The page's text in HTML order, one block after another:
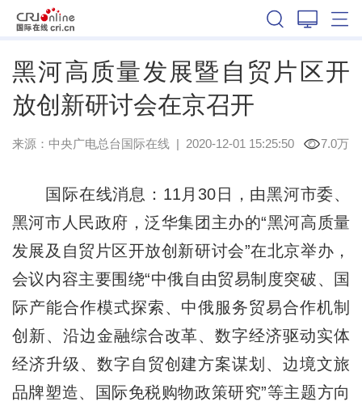
黑河高质量发展暨自贸片区开
放创新研讨会在京召开
来源： 中央广电总台国际在线| 2020-12-01 15:25:50 7.0万
国际在线消息：11月30日，由黑河市委、
黑河市人民政府，泛华集团主办的“黑河高质量
发展及自贸片区开放创新研讨会”在北京举办，
会议内容主要围绕“中俄自由贸易制度突破、国
际产能合作模式探索、中俄服务贸易合作机制
创新、沿边金融综合改革、数字经济驱动实体
经济升级、数字自贸创建方案谋划、边境文旅
品牌塑造、国际免税购物政策研究”等主题方向